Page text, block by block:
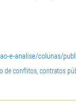
e-analise/colunas/
de conflitos,contratos